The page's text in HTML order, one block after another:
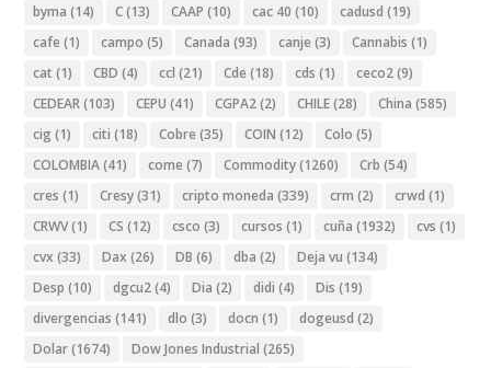
byma (14) C(13) CAAP (10) cac 40 (10) cadusd (19)
cafe (1) campo (5) Canada (93) canje (3) Cannabis (1)
cat (1) CBD (4) ccl (21) Cde (18) cds (1) ceco2(9)
CEDEAR(103) CEPU (41) CGPA2(2) CHILE(28) China (585)
cig (1) citi (18) Cobre (35) COIN (12) Colo (5)
COLOMBIA(41) come (7) Commodity(1260) Crb (54)
cres (1) Cresy(31) cripto moneda (339) crm (2) crwd (1)
CRWV(1) CS (12) csco (3) cursos (1) cuña (1932) cvs (1)
cvx (33) Dax (26) DB (6) dba (2) Deja vu (134)
Desp (10) dgcu2(4) Dia (2) didi (4) Dis (19)
divergencias (141) dlo (3) docn (1) dogeusd (2)
Dolar(1674) Dow Jones Industrial (265)